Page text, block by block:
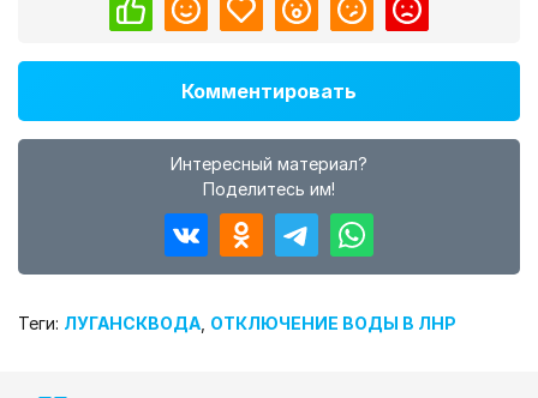
Комментировать
Интересный материал?
Поделитесь им!
Теги: ЛУГАНСКВОДА ОТКЛЮЧЕНИЕ ВОДЫ В ЛНР